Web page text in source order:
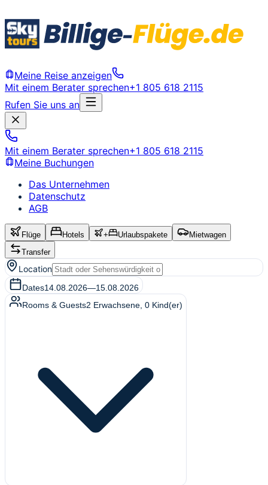
Meine Reise anzeigen
Mit einem Berater sprechen+1 805 618 2115
Rufen Sie uns an
Mit einem Berater sprechen+1 805 618 2115
Meine Buchungen
Das Unternehmen
Datenschutz
AGB
Flüge Hotels + Urlaubspakete
Mietwagen
Transfer
Location
Dates14.08.2026—15.08.2026
Rooms & Guests2 Erwachsene 0 Kind(er)